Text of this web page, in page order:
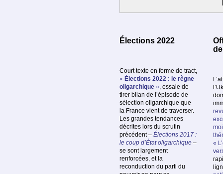
Élections 2022
Court texte en forme de tract,
« Élections 2022 : le règne
oligarchique », essaie de
tirer bilan de l’épisode de
sélection oligarchique que
la France vient de traverser.
Les grandes tendances
décrites lors du scrutin
précédent – Élections 2017 :
le coup d’État oligarchique –
se sont largement
renforcées, et la
reconduction du parti du
«